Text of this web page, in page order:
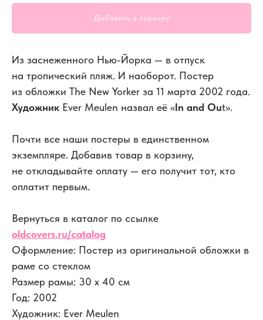
Добавить в корзину
Из заснеженного Нью-Йорка — в отпуск
на тропический пляж. И наоборот. Постер
из обложки The New Yorker за 11 марта 2002 года.
Художник Ever Meulen назвал её «In and Out».
Почти все наши постеры в единственном
экземпляре. Добавив товар в корзину,
не откладывайте оплату — его получит тот, кто
оплатит первым.
Вернуться в каталог по ссылке
oldcovers.ru/catalog
Оформление: Постер из оригинальной обложки в
раме со стеклом
Размер рамы: 30 x 40 см
Год: 2002
Художник: Ever Meulen